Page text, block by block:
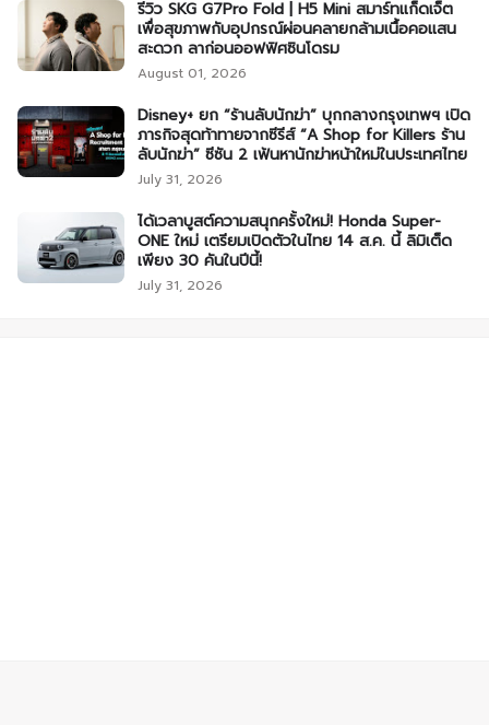
รีวิว SKG G7Pro Fold | H5 Mini สมาร์ทแก็ดเจ็ต
เพื่อสุขภาพกับอุปกรณ์ผ่อนคลายกล้ามเนื้อคอแสน
สะดวก ลาก่อนออฟฟิศซินโดรม
August 01, 2026
Disney+ ยก “ร้านลับนักฆ่า” บุกกลางกรุงเทพฯ เปิด
ภารกิจสุดท้าทายจากซีรีส์ “A Shop for Killers ร้าน
ลับนักฆ่า” ซีซัน 2 เฟ้นหานักฆ่าหน้าใหม่ในประเทศไทย
July 31, 2026
ได้เวลาบูสต์ความสนุกครั้งใหม่! Honda Super-
ONE ใหม่ เตรียมเปิดตัวในไทย 14 ส.ค. นี้ ลิมิเต็ด
เพียง 30 คันในปีนี้!
July 31, 2026